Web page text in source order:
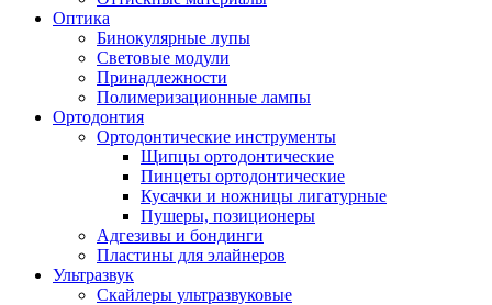
Оптика
Бинокулярные лупы
Световые модули
Принадлежности
Полимеризационные лампы
Ортодонтия
Ортодонтические инструменты
Щипцы ортодонтические
Пинцеты ортодонтические
Кусачки и ножницы лигатурные
Пушеры, позиционеры
Адгезивы и бондинги
Пластины для элайнеров
Ультразвук
Скайлеры ультразвуковые